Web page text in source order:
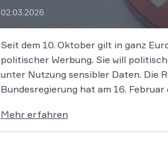
02.03.2026
Seit dem 10. Oktober gilt in ganz
politischer Werbung. Sie will
unter Nutzung sensibler Daten. Die
Bundesregierung hat am 16.
Mehr erfahren